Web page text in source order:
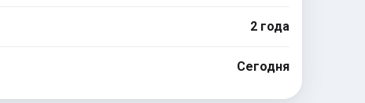
2 года
Сегодня